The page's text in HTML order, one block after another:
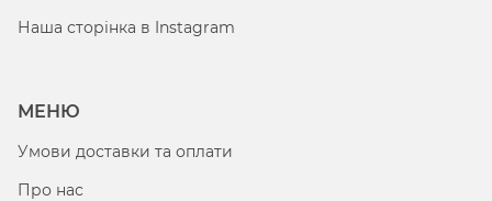
Наша сторінка в Instagram
МЕНЮ
Умови доставки та оплати
Про нас